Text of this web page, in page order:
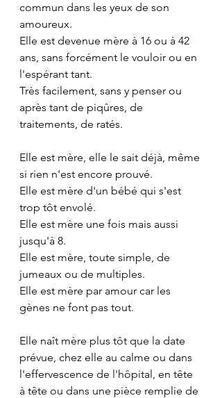
commun dans les yeux de son
amoureux.
Elle est devenue mère à 16 ou à 42
ans, sans forcément le vouloir ou en
l'espérant tant.
Très facilement, sans y penser ou
après tant de piqûres, de
traitements, de ratés.
Elle est mère, elle le sait déjà, même
si rien n'est encore prouvé.
Elle est mère d'un bébé qui s'est
trop tôt envolé.
Elle est mère une fois mais aussi
jusqu'à 8.
Elle est mère, toute simple, de
jumeaux ou de multiples.
Elle est mère par amour car les
gènes ne font pas tout.
Elle naît mère plus tôt que la date
prévue, chez elle au calme ou dans
l'effervescence de l'hôpital, en tête
à tête ou dans une pièce remplie de